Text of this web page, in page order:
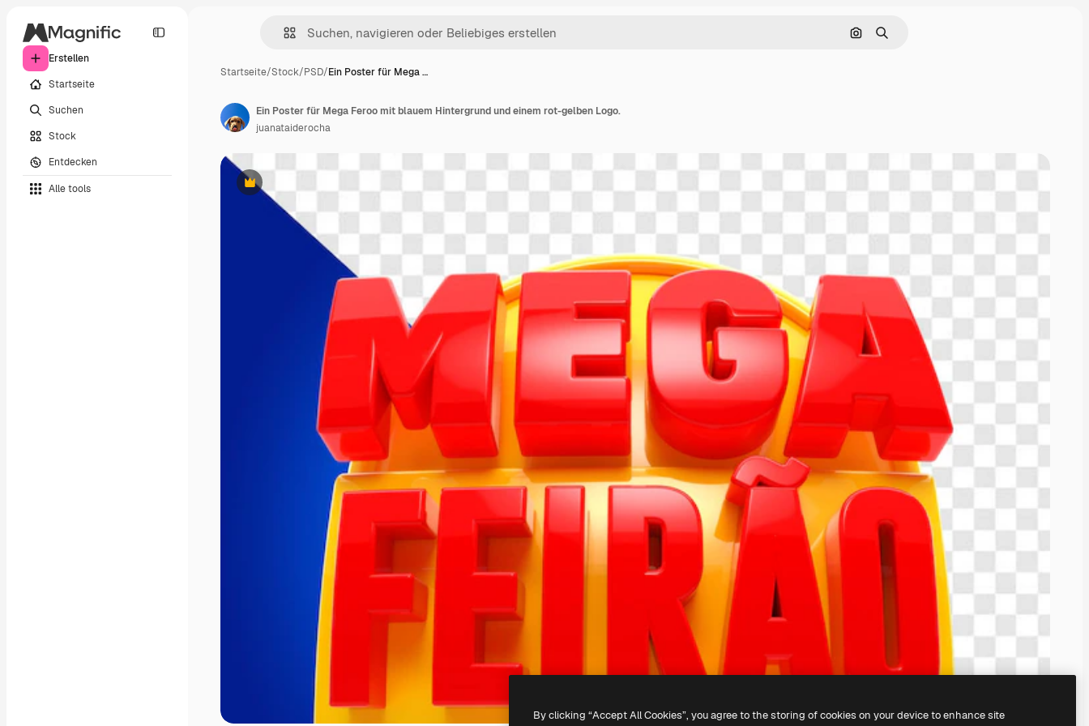
Erstellen
Startseite
Suchen
Stock
Entdecken
Alle tools
Nach Bild suchen
Suchen
Startseite/Stock/PSD/Ein Poster für Mega …
Premium
Ein Poster für Mega Feroo mit blauem Hintergrund und einem rot-gelben Logo.
juanataiderocha
By clicking “Accept All Cookies”, you agree to the storing of cookies on your device to enhance site